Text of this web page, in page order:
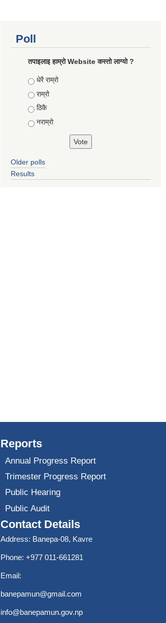
Poll
तपाइलाइ हाम्रो Website कस्तो लाग्यो ?
Choices
धेरै राम्रो
राम्रो
ठिकै
नराम्रो
Older polls
Results
Reports
Annual Progress Report
Trimester Progress Report
Public Hearing
Public Audit
Contact Details
Address: Banepa-08, Kavre
Phone: +977 011-661281
Email:
banepamun@gmail.com
info@banepamun.gov.np